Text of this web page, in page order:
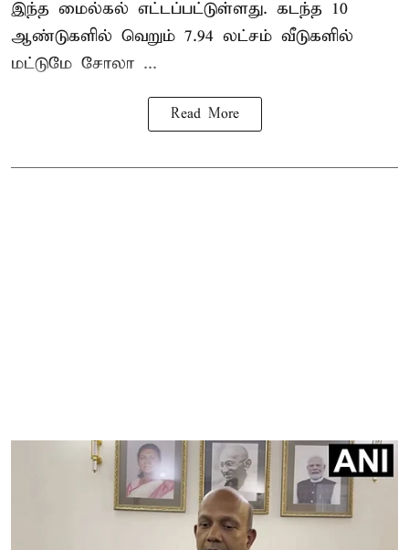
இந்த மைல்கல் எட்டப்பட்டுள்ளது. கடந்த 10
ஆண்டுகளில் வெறும் 7.94 லட்சம் வீடுகளில்
மட்டுமே சோலா ...
Read More